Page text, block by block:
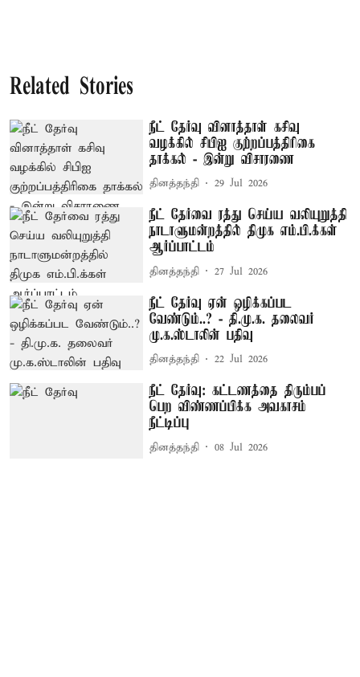
Related Stories
நீட் தேர்வு வினாத்தாள் கசிவு
வழக்கில் சிபிஐ குற்றப்பத்திரிகை
தாக்கல் - இன்று விசாரணை
தினத்தந்தி 29 Jul 2026
நீட் தேர்வை ரத்து செய்ய வலியுறுத்தி
நாடாளுமன்றத்தில் திமுக எம்.பி.க்கள்
ஆர்ப்பாட்டம்
தினத்தந்தி 27 Jul 2026
நீட் தேர்வு ஏன் ஒழிக்கப்பட
வேண்டும்..? - தி.மு.க. தலைவர்
மு.க.ஸ்டாலின் பதிவு
தினத்தந்தி 22 Jul 2026
நீட் தேர்வு: கட்டணத்தை திரும்பப்
பெற விண்ணப்பிக்க அவகாசம்
நீட்டிப்பு
தினத்தந்தி 08 Jul 2026